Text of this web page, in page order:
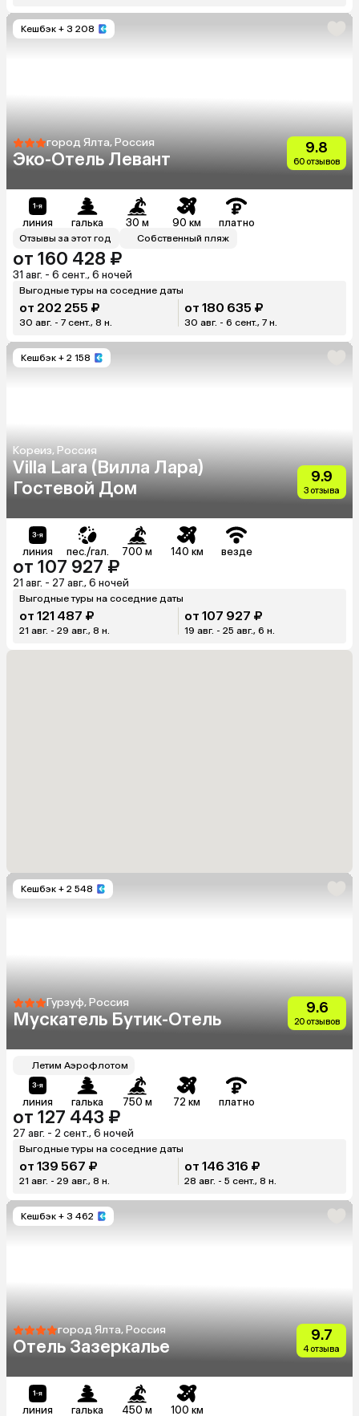
Кешбэк + 3 208
город Ялта, Россия
Эко-Отель Левант
9.8
60 отзывов
линия галька 30 м 90 км платно
Отзывы за этот год Собственный пляж
от 160 428 ₽
31 авг. - 6 сент., 6 ночей
Выгодные туры на соседние даты
от 202 255 ₽
30 авг. - 7 сент., 8 н.
от 180 635 ₽
30 авг. - 6 сент., 7 н.
Кешбэк + 2 158
Кореиз, Россия
Villa Lara (Вилла Лара)
Гостевой Дом
9.9
3 отзыва
линия пес./гал. 700 м 140 км везде
от 107 927 ₽
21 авг. - 27 авг., 6 ночей
Выгодные туры на соседние даты
от 121 487 ₽
21 авг. - 29 авг., 8 н.
от 107 927 ₽
19 авг. - 25 авг., 6 н.
Кешбэк + 2 548
Гурзуф, Россия
Мускатель Бутик-Отель
9.6
20 отзывов
Летим Аэрофлотом
линия галька 750 м 72 км платно
от 127 443 ₽
27 авг. - 2 сент., 6 ночей
Выгодные туры на соседние даты
от 139 567 ₽
21 авг. - 29 авг., 8 н.
от 146 316 ₽
28 авг. - 5 сент., 8 н.
Кешбэк + 3 462
город Ялта, Россия
Отель Зазеркалье
9.7
4 отзыва
линия галька 450 м 100 км